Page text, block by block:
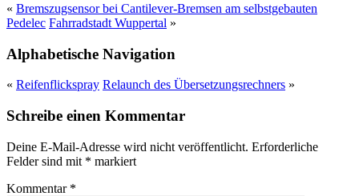
« Bremszugsensor bei Cantilever-Bremsen am selbstgebauten
Pedelec Fahrradstadt Wuppertal »
Alphabetische Navigation
« Reifenflickspray Relaunch des Übersetzungsrechners »
Schreibe einen Kommentar
Deine E-Mail-Adresse wird nicht veröffentlicht. Erforderliche
Felder sind mit * markiert
Kommentar *